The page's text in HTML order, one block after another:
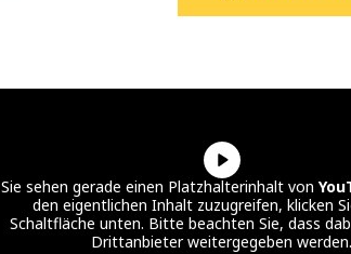
Sie sehen gerade einen Platzhalterinhalt von
den eigentlichen Inhalt zuzugreifen, klicken
Schaltfläche unten. Bitte beachten Sie, dass
Drittanbieter weitergegeben werden.